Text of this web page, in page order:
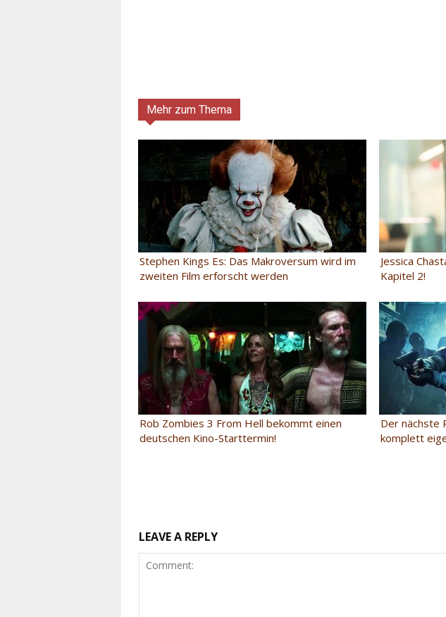
Mehr zum Thema
Stephen Kings Es: Das Makroversum wird im
zweiten Film erforscht werden
Jessica
Kapitel 2!
Rob Zombies 3 From Hell bekommt einen
deutschen Kino-Starttermin!
Der nächste
komplett
LEAVE A REPLY